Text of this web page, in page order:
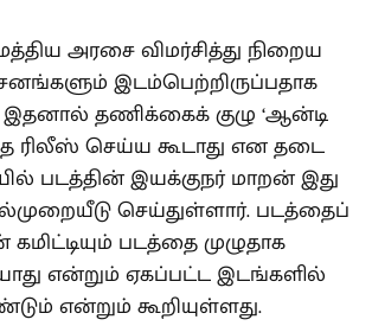
அரசை விமர்சித்து நிறைய
இடம்பெற்றிருப்பதாக
இதனால் தணிக்கைக் குழு ‘ஆன்டி
ரிலீஸ் செய்ய கூடாது என தடை
படத்தின் இயக்குநர் மாறன் இது
செய்துள்ளார். படத்தைப்
படத்தை முழுதாக
என்றும் ஏகப்பட்ட இடங்களில்
என்றும் கூறியுள்ளது.